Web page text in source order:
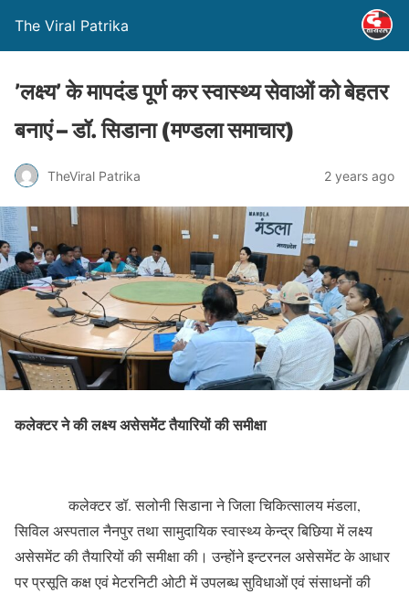
The Viral Patrika
’लक्ष्य’ के मापदंड पूर्ण कर स्वास्थ्य सेवाओं को बेहतर
बनाएं – डॉ. सिडाना (मण्‍डला समाचार)
TheViral Patrika 2 years ago
कलेक्टर ने की लक्ष्य असेसमेंट तैयारियों की समीक्षा
कलेक्टर डॉ. सलोनी सिडाना ने जिला चिकित्सालय मंडला,
सिविल अस्पताल नैनपुर तथा सामुदायिक स्वास्थ्य केन्द्र बिछिया में लक्ष्य
असेसमेंट की तैयारियों की समीक्षा की। उन्होंने इन्टरनल असेसमेंट के आधार
पर प्रसूति कक्ष एवं मेटरनिटी ओटी में उपलब्ध सुविधाओं एवं संसाधनों की